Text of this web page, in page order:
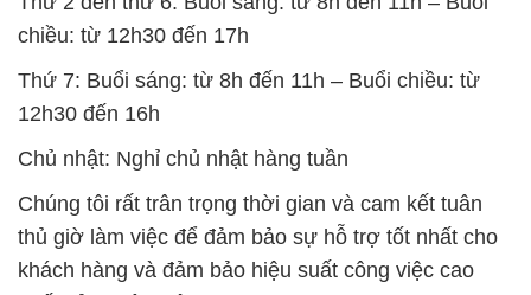
Chủ nhật: Nghỉ chủ nhật hàng tuần
thủ giờ làm việc để đảm bảo sự hỗ trợ tốt nhất cho
khách hàng và đảm bảo hiệu suất công việc cao
nhất của nhân viên.
BẢN ĐỒ MAP TẠI CÔNG TY HÓA CHẤT ĐẮC
TRƯỜNG PHÁT
ĐỊA CHỈ: 1229C Quốc lộ 1A, Phường Bình Trị